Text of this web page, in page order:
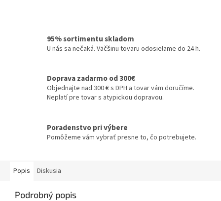
95% sortimentu skladom
U nás sa nečaká. Väčšinu tovaru odosielame do 24 h.
Doprava zadarmo od 300€
Objednajte nad 300 € s DPH a tovar vám doručíme.
Neplatí pre tovar s atypickou dopravou.
Poradenstvo pri výbere
Pomôžeme vám vybrať presne to, čo potrebujete.
Popis Diskusia
Podrobný popis